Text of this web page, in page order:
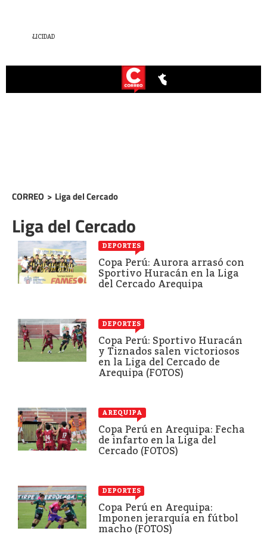
CORREO > Liga del Cercado
Liga del Cercado
DEPORTES
Copa Perú: Aurora arrasó con
Sportivo Huracán en la Liga
del Cercado Arequipa
DEPORTES
Copa Perú: Sportivo Huracán
y Tiznados salen victoriosos
en la Liga del Cercado de
Arequipa (FOTOS)
AREQUIPA
Copa Perú en Arequipa: Fecha
de infarto en la Liga del
Cercado (FOTOS)
DEPORTES
Copa Perú en Arequipa:
Imponen jerarquía en fútbol
macho (FOTOS)